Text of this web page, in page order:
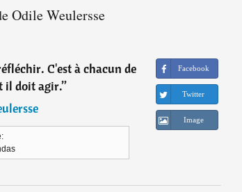
Odile Weulersse
C'est à chacun de
il doit agir.”
Facebook
Twitter
Image